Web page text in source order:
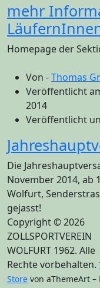
mehr
Homepage der
Von -Thomas
Veröffentlicht
2014
Veröffentlicht
Die
November 2014, ab
Wolfurt,
gejasst!
Copyright © 2026
ZOLLSPORTVEREIN
WOLFURT 1962. Alle
Rechte vorbehalten.
Store von aThemeArt –